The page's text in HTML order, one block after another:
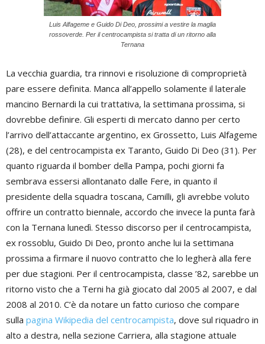
Luis Alfageme e Guido Di Deo, prossimi a vestire la maglia
rossoverde. Per il centrocampista si tratta di un ritorno alla
Ternana
La vecchia guardia, tra rinnovi e risoluzione di comproprietà
pare essere definita. Manca all’appello solamente il laterale
mancino Bernardi la cui trattativa, la settimana prossima, si
dovrebbe definire. Gli esperti di mercato danno per certo
l’arrivo dell’attaccante argentino, ex Grossetto, Luis Alfageme
(28), e del centrocampista ex Taranto, Guido Di Deo (31). Per
quanto riguarda il bomber della Pampa, pochi giorni fa
sembrava essersi allontanato dalle Fere, in quanto il
presidente della squadra toscana, Camilli, gli avrebbe voluto
offrire un contratto biennale, accordo che invece la punta farà
con la Ternana lunedì. Stesso discorso per il centrocampista,
ex rossoblu, Guido Di Deo, pronto anche lui la settimana
prossima a firmare il nuovo contratto che lo legherà alla fere
per due stagioni. Per il centrocampista, classe ’82, sarebbe un
ritorno visto che a Terni ha già giocato dal 2005 al 2007, e dal
2008 al 2010. C’è da notare un fatto curioso che compare
sulla pagina Wikipedia del centrocampista, dove sul riquadro in
alto a destra, nella sezione Carriera, alla stagione attuale